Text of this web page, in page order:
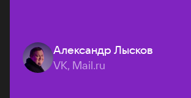
Александр Лысков
VK, Mail.ru